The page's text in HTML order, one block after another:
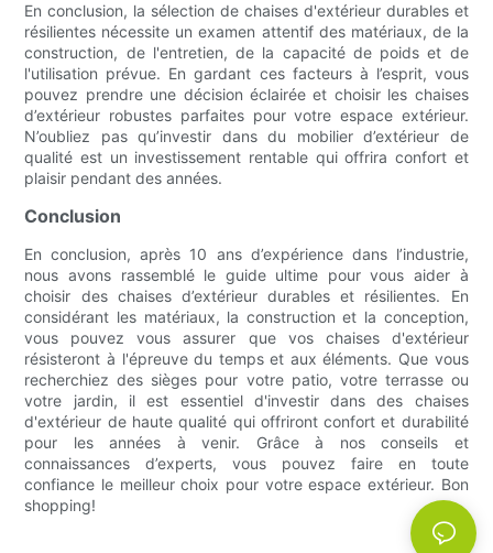
En conclusion, la sélection de chaises d'extérieur durables et
résilientes nécessite un examen attentif des matériaux, de la
construction, de l'entretien, de la capacité de poids et de
l'utilisation prévue. En gardant ces facteurs à l’esprit, vous
pouvez prendre une décision éclairée et choisir les chaises
d’extérieur robustes parfaites pour votre espace extérieur.
N’oubliez pas qu’investir dans du mobilier d’extérieur de
qualité est un investissement rentable qui offrira confort et
plaisir pendant des années.
Conclusion
En conclusion, après 10 ans d’expérience dans l’industrie,
nous avons rassemblé le guide ultime pour vous aider à
choisir des chaises d’extérieur durables et résilientes. En
considérant les matériaux, la construction et la conception,
vous pouvez vous assurer que vos chaises d'extérieur
résisteront à l'épreuve du temps et aux éléments. Que vous
recherchiez des sièges pour votre patio, votre terrasse ou
votre jardin, il est essentiel d'investir dans des chaises
d'extérieur de haute qualité qui offriront confort et durabilité
pour les années à venir. Grâce à nos conseils et
connaissances d’experts, vous pouvez faire en toute
confiance le meilleur choix pour votre espace extérieur. Bon
shopping!